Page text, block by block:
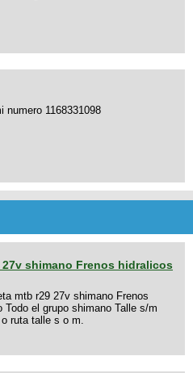
numero 1168331098
27v shimano Frenos hidralicos
mtb r29 27v shimano Frenos
Todo el grupo shimano Talle s/m
ruta talle s o m.